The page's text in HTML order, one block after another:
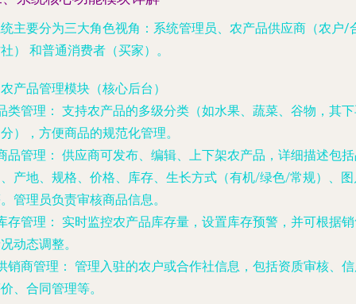
主要分为三大角色视角： 系统管理员、 农产品供应商（农户/
）
和普通消费者（买家） 。
产品管理模块（核心后台）
类管理： 支持农产品的多级分类（如水果、蔬菜、谷物，其
），方便商品的规范化管理。
品管理： 供应商可发布、编辑、上下架农产品，详细描述包
产地、规格、价格、库存、生长方式（有机/绿色/常规）、
管理员负责审核商品信息。
存管理：
实时监控农产品库存量，设置库存预警，并可根据
动态调整。
销商管理： 管理入驻的农户或合作社信息，包括资质审核、
、合同管理等。